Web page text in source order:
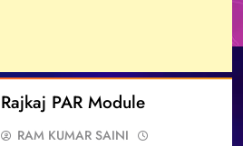
Rajkaj PAR Module
RAM KUMAR SAINI